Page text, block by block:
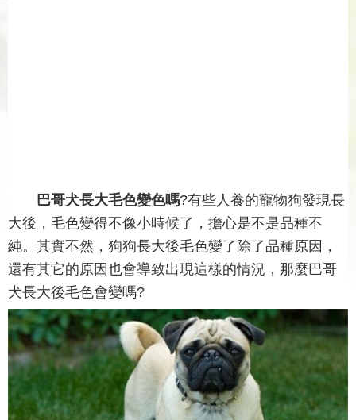
巴哥犬長大毛色變色嗎?有些人養的寵物狗發現長
大後，毛色變得不像小時候了，擔心是不是品種不
純。其實不然，狗狗長大後毛色變了除了品種原因，
還有其它的原因也會導致出現這樣的情況，那麼巴哥
犬長大後毛色會變嗎?